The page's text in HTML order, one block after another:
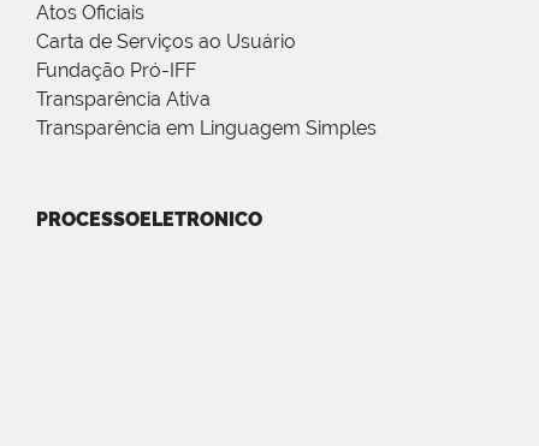
Atos Oficiais
Carta de Serviços ao Usuário
Fundação Pró-IFF
Transparência Ativa
Transparência em Linguagem Simples
PROCESSOELETRONICO